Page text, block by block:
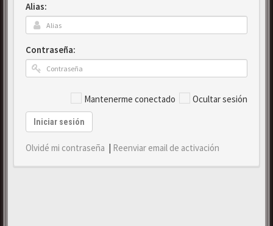
Alias:
Contraseña:
Mantenerme conectado Ocultar sesión
Iniciar sesión
Olvidé mi contraseña | Reenviar email de activación